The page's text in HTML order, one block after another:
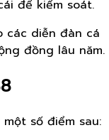
để kiểm soát.
các diễn đàn cá
đồng lâu năm.
số điểm sau: